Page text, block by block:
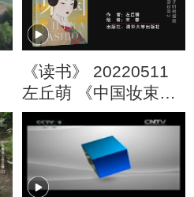
《读书》 20220511
左丘萌 《中国妆束
——大唐女儿行》 古
代女子时尚指南：
《中国妆束》